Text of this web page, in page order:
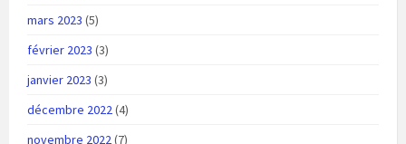
mars 2023 (5)
février 2023 (3)
janvier 2023 (3)
décembre 2022(4)
novembre 2022(7)